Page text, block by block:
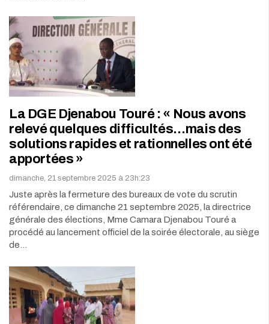
La DGE Djenabou Touré : « Nous avons
relevé quelques difficultés…mais des
solutions rapides et rationnelles ont été
apportées »
dimanche, 21 septembre 2025 à 23h:23
Juste après la fermeture des bureaux de vote du scrutin
référendaire, ce dimanche 21 septembre 2025, la directrice
générale des élections, Mme Camara Djenabou Touré a
procédé au lancement officiel de la soirée électorale, au siège
de…